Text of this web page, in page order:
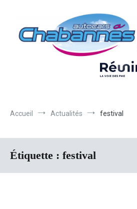
Autocars Chabannes |
Transport scolaire, Transports de
Transport touristique France et Europe
Accueil Actualités festival
Étiquette : festival